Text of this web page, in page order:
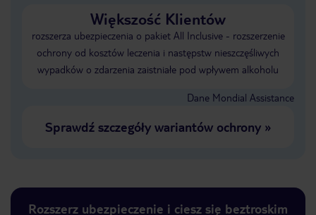
Większość Klientów
rozszerza ubezpieczenia o pakiet All Inclusive - rozszerzenie
ochrony od kosztów leczenia i następstw nieszczęśliwych
wypadków o zdarzenia zaistniałe pod wpływem alkoholu
Dane Mondial Assistance
Sprawdź szczegóły wariantów ochrony»
Rozszerz ubezpieczenie i ciesz się beztroskim